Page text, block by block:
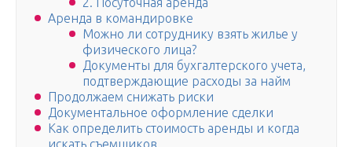
Аренда в командировке
Можно ли сотруднику взять жилье у
физического лица?
Документы для бухгалтерского учета,
подтверждающие расходы за найм
Продолжаем снижать риски
Документальное оформление сделки
Как определить стоимость аренды и когда
искать съемщиков